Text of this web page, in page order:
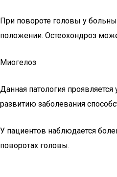
При повороте головы у
положении. Остеохондроз
Миогелоз
Данная патология
развитию заболевания
У пациентов наблюдается
поворотах головы.